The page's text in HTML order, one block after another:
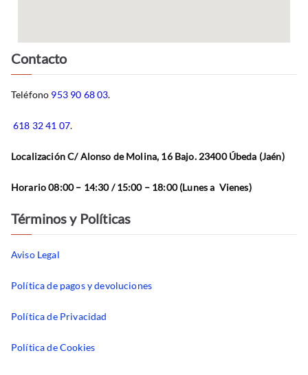
Contacto
Teléfono 953 90 68 03.
618 32 41 07.
Localización C/ Alonso de Molina, 16 Bajo. 23400 Úbeda (Jaén)
Horario 08:00 – 14:30 / 15:00 – 18:00 (Lunes a Vienes)
Términos y Políticas
Aviso Legal
Política de pagos y devoluciones
Política de Privacidad
Política de Cookies